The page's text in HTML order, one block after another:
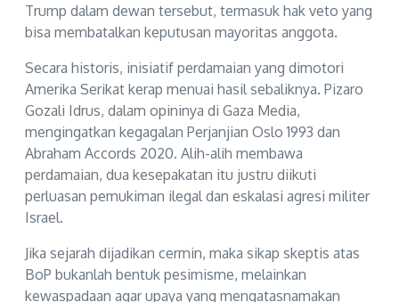
Trump dalam dewan tersebut, termasuk hak veto yang
bisa membatalkan keputusan mayoritas anggota.
Secara historis, inisiatif perdamaian yang dimotori
Amerika Serikat kerap menuai hasil sebaliknya. Pizaro
Gozali Idrus, dalam opininya di Gaza Media,
mengingatkan kegagalan Perjanjian Oslo 1993 dan
Abraham Accords 2020. Alih-alih membawa
perdamaian, dua kesepakatan itu justru diikuti
perluasan pemukiman ilegal dan eskalasi agresi militer
Israel.
Jika sejarah dijadikan cermin, maka sikap skeptis atas
BoP bukanlah bentuk pesimisme, melainkan
kewaspadaan agar upaya yang mengatasnamakan